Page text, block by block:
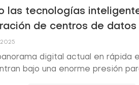
las tecnologías
de centros de datos
2025
digital actual en rápida
bajo una enorme presión